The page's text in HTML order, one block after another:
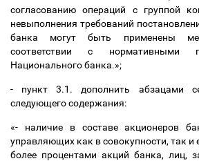
согласованию операций с группой
невыполнения требований
банка могут быть применены
соответствии с нормативными
Национального банка.»;
- пункт 3.1. дополнить абзацами
следующего содержания:
«- наличие в составе акционеров
управляющих как в совокупности, так и
более процентами акций банка, лиц,